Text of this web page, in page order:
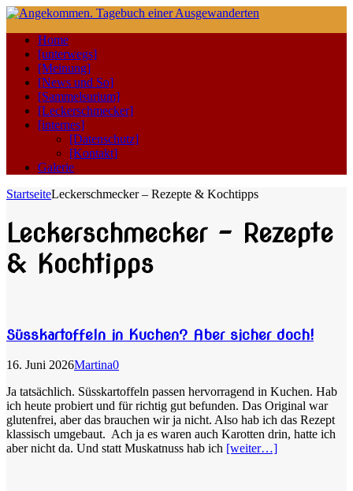
Home
[unterwegs]
[Meinung]
[News und So]
[Sammelsurium]
[Leckerschmecker]
[internes]
[Datenschutz]
[Kontakt]
Galerie
StartseiteLeckerschmecker – Rezepte & Kochtipps
Leckerschmecker – Rezepte
& Kochtipps
Süsskartoffeln in Kuchen? Aber sicher doch!
16. Juni 2026Martina0
Ja tatsächlich. Süsskartoffeln passen hervorragend in Kuchen. Hab
ich heute probiert und für richtig gut befunden. Das Original war
glutenfrei, aber das brauchen wir ja nicht. Also hab ich das Rezept
klassisch umgebaut. Ach ja es waren auch Karotten drin, hatte ich
aber nicht da. Und statt Muskatnuss hab ich [weiter…]